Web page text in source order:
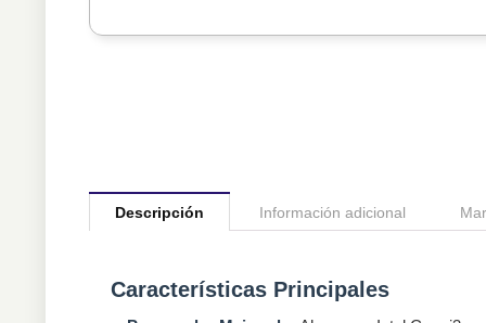
Descripción Información adicional
Características Principales